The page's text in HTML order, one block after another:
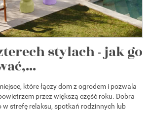
stylach - jak go
które łączy dom z ogrodem i pozwala
przez większą część roku. Dobra
w strefę relaksu, spotkań rodzinnych lub